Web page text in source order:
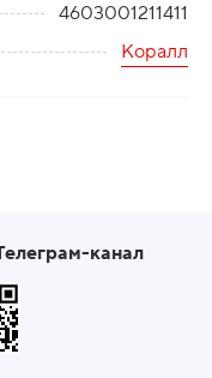
4603001211411
Коралл
канал